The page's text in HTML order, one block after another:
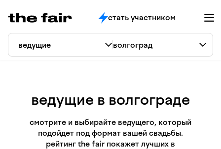
стать участником
ведущие в волгограде
смотрите и выбирайте ведущего, который
подойдет под формат вашей свадьбы.
рейтинг the fair покажет лучших в